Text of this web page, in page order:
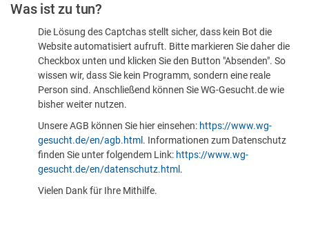
sind
Was ist zu tun?
Die Lösung des Captchas stellt sicher, dass kein Bot die
Website automatisiert aufruft. Bitte markieren Sie daher die
Checkbox unten und klicken Sie den Button "Absenden". So
wissen wir, dass Sie kein Programm, sondern eine reale
Person sind. Anschließend können Sie WG-Gesucht.de wie
bisher weiter nutzen.
Unsere AGB können Sie hier einsehen: https://www.wg-
gesucht.de/en/agb.html . Informationen zum Datenschutz
finden Sie unter folgendem Link: https://www.wg-
gesucht.de/en/datenschutz.html .
Vielen Dank für Ihre Mithilfe.